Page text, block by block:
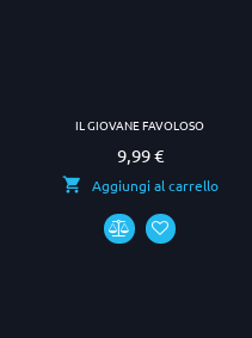
IL GIOVANE FAVOLOSO
Prezzo
9,99 €
Aggiungi al carrello